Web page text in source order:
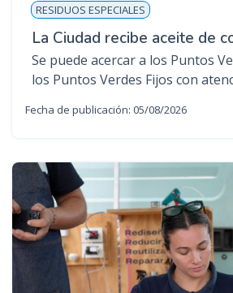
RESIDUOS ESPECIALES
La Ciudad recibe aceite de
Se puede acercar a los Puntos
los Puntos Verdes Fijos con
Fecha de publicación: 05/08/2026